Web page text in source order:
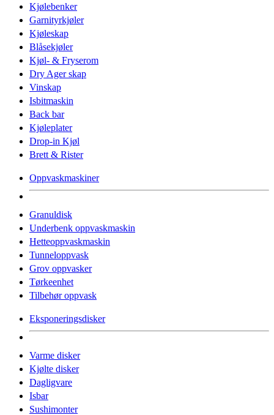
Kjølebenker
Garnityrkjøler
Kjøleskap
Blåsekjøler
Kjøl- & Fryserom
Dry Ager skap
Vinskap
Isbitmaskin
Back bar
Kjøleplater
Drop-in Kjøl
Brett & Rister
Oppvaskmaskiner
Granuldisk
Underbenk oppvaskmaskin
Hetteoppvaskmaskin
Tunneloppvask
Grov oppvasker
Tørkeenhet
Tilbehør oppvask
Eksponeringsdisker
Varme disker
Kjølte disker
Dagligvare
Isbar
Sushimonter